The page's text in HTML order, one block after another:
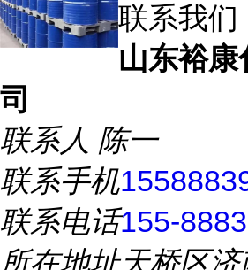
联系我们
山东裕
司
联系人 陈一
联系手机
联系电话155-
所在地址天桥区